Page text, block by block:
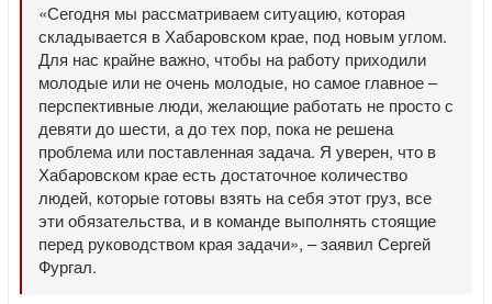
«Сегодня мы рассматриваем ситуацию, которая
складывается в Хабаровском крае, под новым углом.
Для нас крайне важно, чтобы на работу приходили
молодые или не очень молодые, но самое главное –
перспективные люди, желающие работать не просто с
девяти до шести, а до тех пор, пока не решена
проблема или поставленная задача. Я уверен, что в
Хабаровском крае есть достаточное количество
людей, которые готовы взять на себя этот груз, все
эти обязательства, и в команде выполнять стоящие
перед руководством края задачи», – заявил Сергей
Фургал.